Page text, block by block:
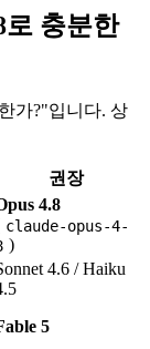
로 충분한
가?"입니다. 상
권장
4.8
claude-opus-4-
)
4.6 / Haiku
5